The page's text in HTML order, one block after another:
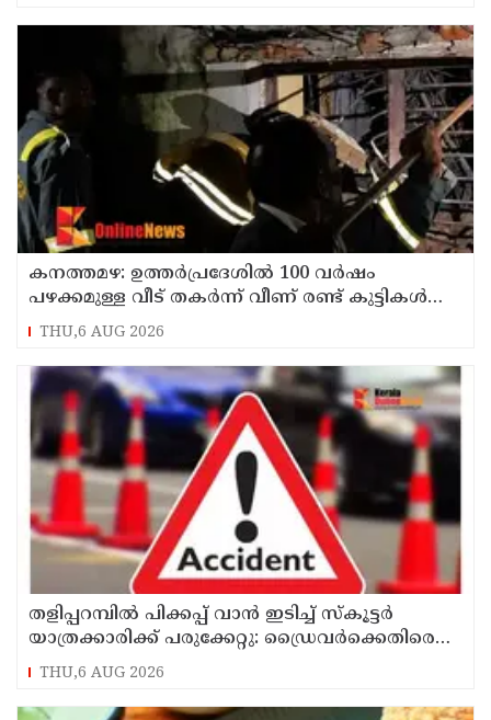
കനത്തമഴ: ഉത്തര്‍പ്രദേശില്‍ 100 വര്‍ഷം
പഴക്കമുള്ള വീട് തകര്‍ന്ന് വീണ് രണ്ട് കുട്ടികള്‍
ഉള്‍പ്പടെ 6 പേര്‍ക്ക് ദാരുണാന്ത്യം
THU,6 AUG 2026
തളിപ്പറമ്പിൽ പിക്കപ്പ് വാൻ ഇടിച്ച് സ്‌കൂട്ടർ
യാത്രക്കാരിക്ക് പരുക്കേറ്റു: ഡ്രൈവർക്കെതിരെ
കേസെടുത്തു
THU,6 AUG 2026